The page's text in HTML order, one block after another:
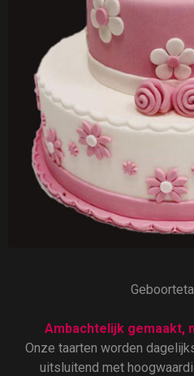
Ambachtelijk gemaakt,
Onze taarten worden
uitsluitend met